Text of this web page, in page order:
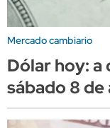
Mercado cambiario
Dólar hoy:
sábado 8